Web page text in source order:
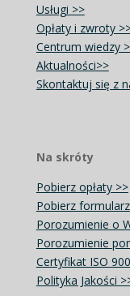
Usługi >>
Opłaty i zwroty
Centrum wiedzy
Aktualności>>
Skontaktuj się z
Na skróty
Pobierz opłaty >>
Pobierz
Porozumienie o
Porozumienie
Certyfikat ISO
Polityka Jakości